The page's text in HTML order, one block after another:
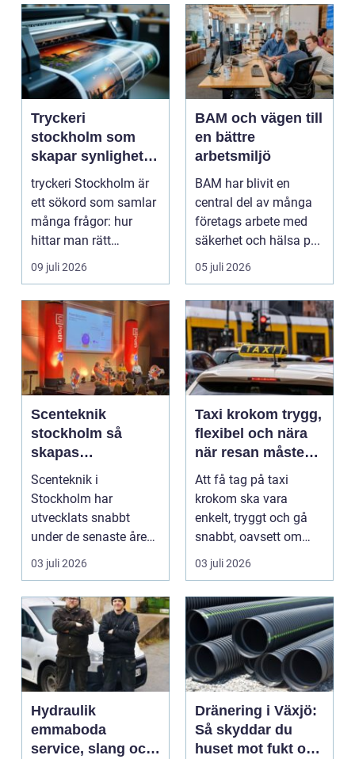
Tryckeri
stockholm som
skapar synlighet
och förtroende
tryckeri Stockholm är
ett sökord som samlar
många frågor: hur
hittar man rätt
leverantör, vad skilje...
09 juli 2026
BAM och vägen till
en bättre
arbetsmiljö
BAM har blivit en
central del av många
företags arbete med
säkerhet och hälsa p...
05 juli 2026
Scenteknik
stockholm så
skapas
minnesvärda
upplevelser på
scen
Scenteknik i
Stockholm har
utvecklats snabbt
under de senaste åren.
Publiken förväntar sig i
dag mer...
03 juli 2026
Taxi krokom trygg,
flexibel och nära
när resan måste
fungera
Att få tag på taxi
krokom ska vara
enkelt, tryggt och gå
snabbt, oavsett om
resan gäller jobbet,
bar...
03 juli 2026
Hydraulik
emmaboda
service, slang och
Dränering i Växjö:
Så skyddar du
huset mot fukt och